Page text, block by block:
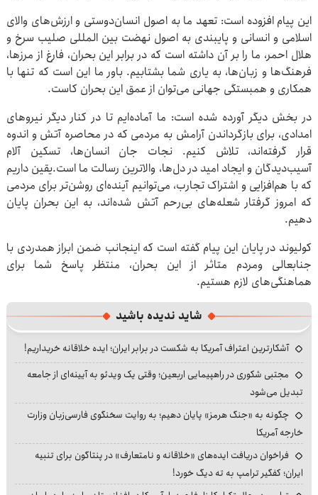
این پیام افزوده است: تعهد ما به اصول انسان‌دوستی و ارزش‌های والای
اسلامی و انسانی و پایبندی به اصول نهضت بین المللی صلیب سرخ و
هلال احمر، ما را بر آن داشته است که در برابر این بحران، فارغ از مرزها،
فرهنگ‌ها و زبان‌ها، به یاری شما بشتابیم. باور ما این است که تنها با
همکاری و همبستگی جهانی می‌توان از عمق این بحران کاست.
در بخش دیگر آورده شده است: ما آماده‌ایم تا در کنار دیگر نیروهای
امدادی، برای بازگرداندن آرامش به مردمی که در محاصره آتش و اندوه
قرار گرفته‌اند، تلاش کنیم. نجات جان انسان‌ها، تسکین آلام
آسیب‌دیدگان و ایجاد امید در دل‌ها، والاترین رسالت ما است.یقین داریم
که با هم‌افزایی و اشتراک تجارب، می‌توانیم آینده‌ای روشن‌تر برای مردمی
که امروز گرفتار شعله‌های بی‌رحم آتش شده‌اند، به این بحران پایان
دهیم.
کولیوند در پایان این پیام گفته است که اینجانب ضمن ابراز همدردی با
جنابعالی ومردم متاثر از این بحران، منتظر پاسخ شما برای
هماهنگی‌های لازم هستیم.
شاید ندیده باشید
آشکارترین اعتراف آمریکا به شکست در برابر ایران؛ ایده خلاقانه خریداریم!
مجتبی شکوری در راهپیمایی اربعین؛ وقتی یک ویدئو به آیینه‌ای از جامعه
تبدیل می‌شود
چگونه به «جنگ هرمز» پایان دهیم؛ به روایت سخنگوی فارسی‌زبان وزارت
خارجه آمریکا
فراخوان دریافت ایده‌های «خلاقانه و نامتعارف» در پنتاگون برای تنبیه
ایران؛ کفگیر ترامپ به ته دیگ خورد!